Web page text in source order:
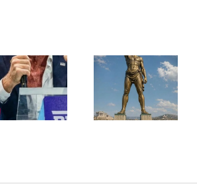
Ile de Rhodes ;
un foyer juif
déserté
Une lettre
inédite de
Malraux sur
l’État d’Israël |
PAR « LA REGLE